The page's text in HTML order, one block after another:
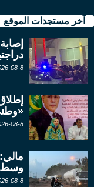
آخر مستجدات الموقع
2026-08-8 الساعة
2026-08-8 الساعة
وسط
2026-08-8 الساعة